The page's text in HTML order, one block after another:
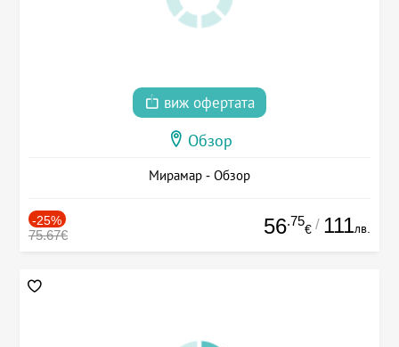
виж офертата
Обзор
Мирамар - Обзор
-25%
75.67€ 56.75
€ / 111лв.